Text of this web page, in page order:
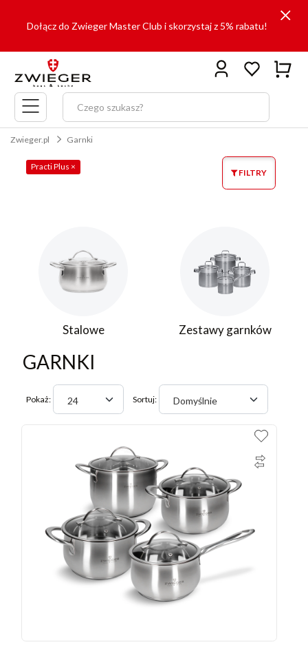
Dołącz do Zwieger Master Club i skorzystaj z 5% rabatu!
Menu
główne
Zwieger.pl Garnki
FILTRY
Practi Plus ×
Stalowe Zestawy garnków
GARNKI
Pokaż: 24 Sortuj: Domyślnie